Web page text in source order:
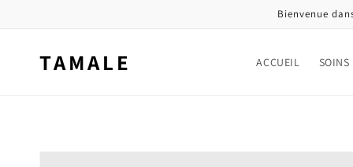
au
Bienvenue
TAMALE ACCUEIL SOINS